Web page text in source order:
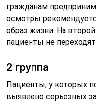
гражданам
осмотры
образ жизни. На
пациенты не переходят.
2 группа
Пациенты, у которых
выявлено серьезных